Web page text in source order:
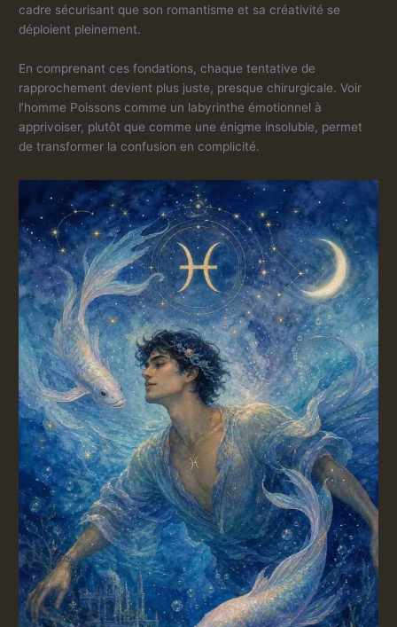
cadre sécurisant que son romantisme et sa créativité se
déploient pleinement.
En comprenant ces fondations, chaque tentative de
rapprochement devient plus juste, presque chirurgicale. Voir
l’homme Poissons comme un labyrinthe émotionnel à
apprivoiser, plutôt que comme une énigme insoluble, permet
de transformer la confusion en complicité.